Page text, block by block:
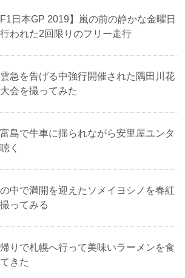
F1日本GP 2019】嵐の前の静かな金曜日
われた2回限りのフリー走行
急を告げる中強行開催された隅田川花
会を撮ってみた
島で牛車に揺られながら安里屋ユンタ
く
中で満開を迎えたソメイヨシノを春紅
ってみる
りで札幌へ行って美味いラーメンを食
きた